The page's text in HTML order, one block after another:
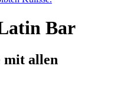
Bar
mit allen